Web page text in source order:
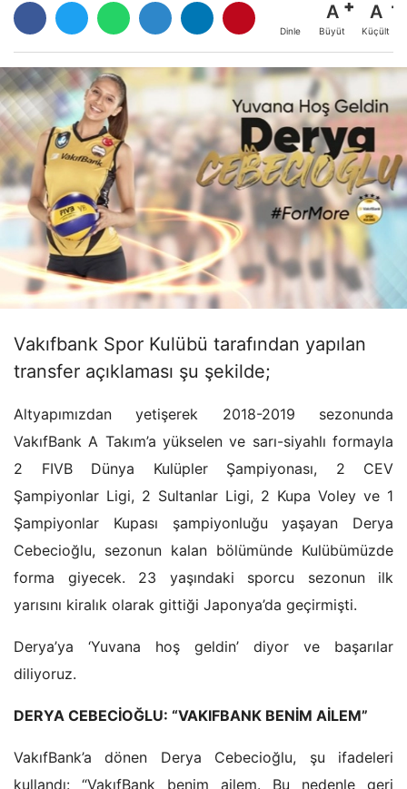
Dinle
A
Büyüt
A
Küçült
Vakıfbank Spor Kulübü tarafından yapılan
transfer açıklaması şu şekilde;
Altyapımızdan yetişerek 2018-2019 sezonunda
VakıfBank A Takım’a yükselen ve sarı-siyahlı formayla
2 FIVB Dünya Kulüpler Şampiyonası, 2 CEV
Şampiyonlar Ligi, 2 Sultanlar Ligi, 2 Kupa Voley ve 1
Şampiyonlar Kupası şampiyonluğu yaşayan Derya
Cebecioğlu, sezonun kalan bölümünde Kulübümüzde
forma giyecek. 23 yaşındaki sporcu sezonun ilk
yarısını kiralık olarak gittiği Japonya’da geçirmişti.
Derya’ya ‘Yuvana hoş geldin’ diyor ve başarılar
diliyoruz.
DERYA CEBECİOĞLU: “VAKIFBANK BENİM AİLEM”
VakıfBank’a dönen Derya Cebecioğlu, şu ifadeleri
kullandı: “VakıfBank benim ailem. Bu nedenle geri